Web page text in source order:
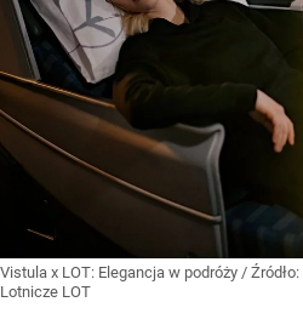
Vistula x LOT: Elegancja w podróży / Źródło:
Lotnicze LOT